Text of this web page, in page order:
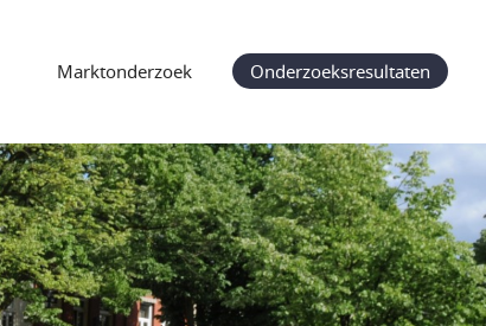
Marktonderzoek Onderzoeksresultaten